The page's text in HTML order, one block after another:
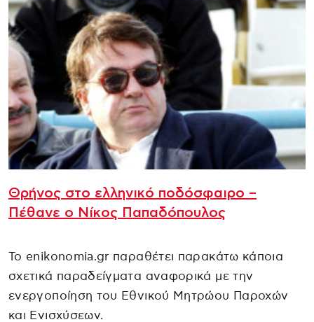
Θρήνος στο ελληνικό ποδόσφαιρο –
Πέθανε ο Νίκος Παπαδόπουλος
Το enikonomia.gr παραθέτει παρακάτω κάποια
σχετικά παραδείγματα αναφορικά με την
ενεργοποίηση του Εθνικού Μητρώου Παροχών
και Ενισχύσεων.